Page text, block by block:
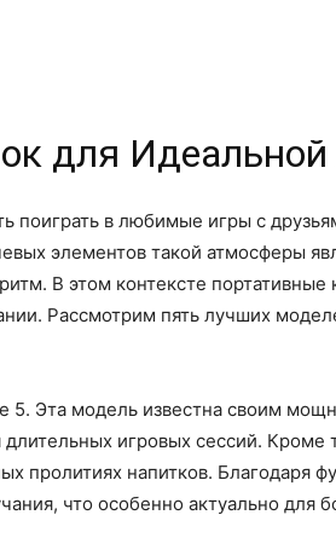
для
в любимые игры с
элементов такой атмосферы
В этом контексте
Рассмотрим пять лучших
5. Эта модель известна своим
игровых сессий.
пролитиях напитков.
что особенно актуально для